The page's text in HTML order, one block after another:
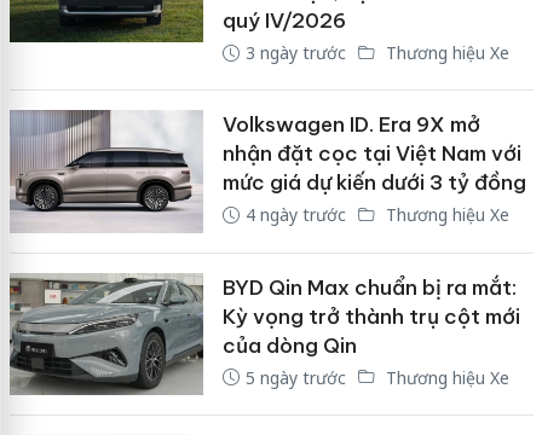
quý IV/2026
3 ngày trước Thương hiệu Xe
Volkswagen ID. Era 9X mở
nhận đặt cọc tại Việt Nam với
mức giá dự kiến dưới 3 tỷ đồng
4 ngày trước Thương hiệu Xe
BYD Qin Max chuẩn bị ra mắt:
Kỳ vọng trở thành trụ cột mới
của dòng Qin
5 ngày trước Thương hiệu Xe